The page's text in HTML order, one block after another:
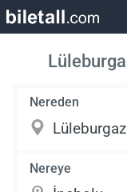
Nereden
Nereye